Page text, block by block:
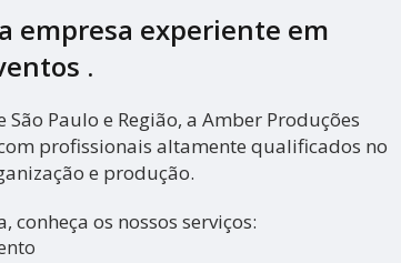
empresa experiente em
.
Paulo e Região, a Amber Produções
profissionais altamente qualificados no
e produção.
conheça os nossos serviços: